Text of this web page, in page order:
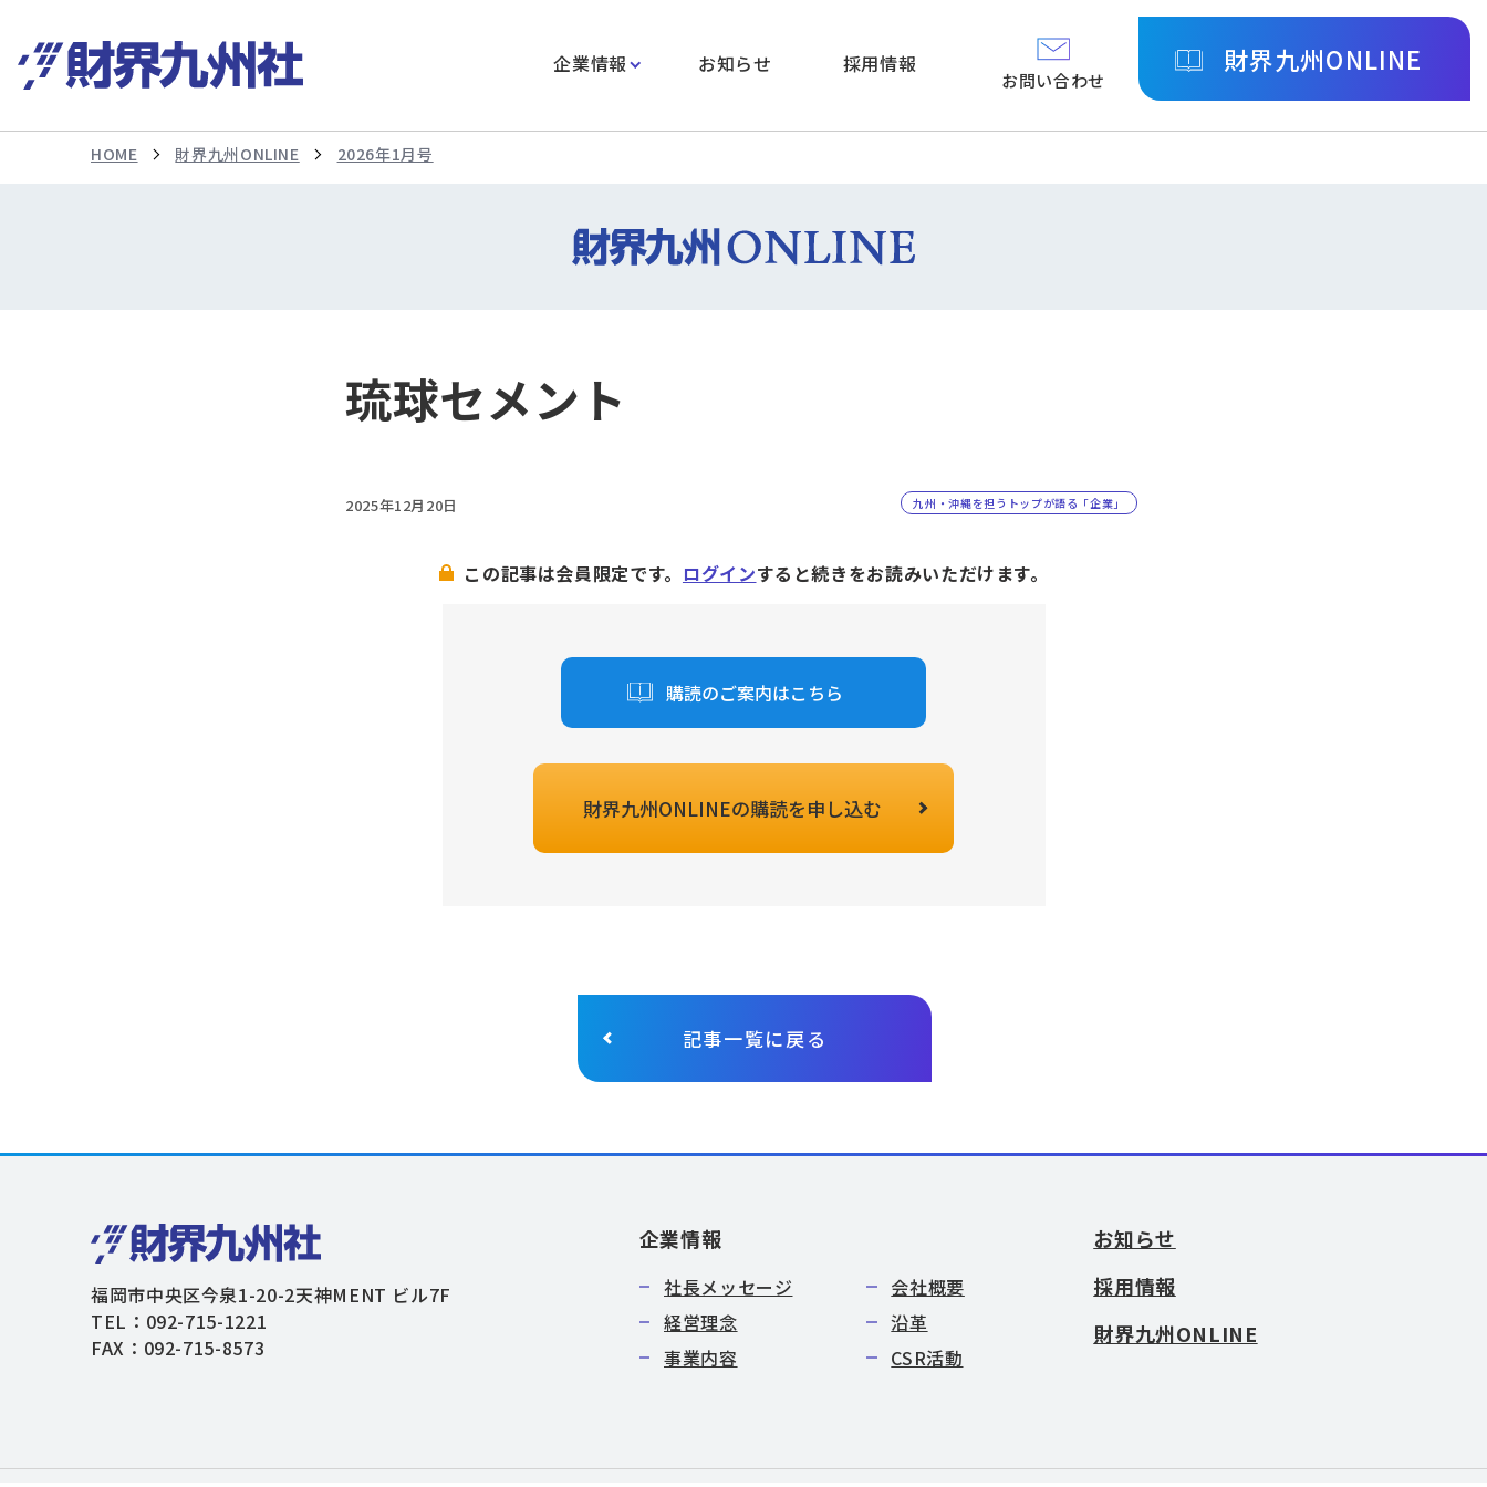
企業情報 お知らせ 採用情報
お問い合わせ
財界九州ONLINE
HOME 財界九州ONLINE 2026年1月号
琉球セメント
2025年12月20日 九州・沖縄を担うトップが語る「企業」
この記事は会員限定です。 ログインすると続きをお読みいただけます。
購読のご案内はこちら
財界九州ONLINEの購読を申し込む
記事一覧に戻る
福岡市中央区今泉1-20-2天神MENT ビル7F
TEL：092-715-1221
FAX：092-715-8573
企業情報
社長メッセージ
会社概要
経営理念
沿革
事業内容
CSR活動
お知らせ
採用情報
財界九州ONLINE